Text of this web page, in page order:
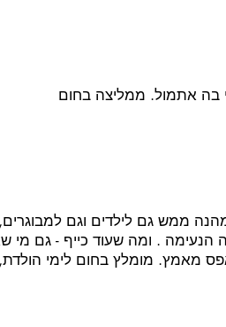
אתמול. ממליצה בחום
ממש גם לילדים וגם למבוגרים,
הנעימה . ומה שעוד כייף - גם מי
מאמץ. מומלץ בחום לימי